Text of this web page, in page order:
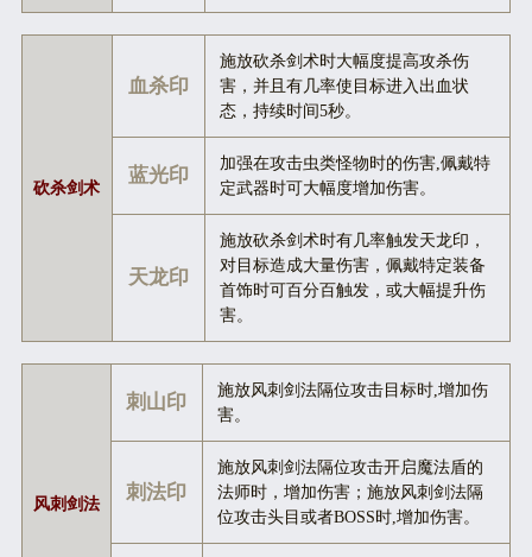
砍杀剑术
血杀印
施放砍杀剑术时大幅度提高攻杀伤
害，并且有几率使目标进入出血状
态，持续时间5秒。
蓝光印
加强在攻击虫类怪物时的伤害,佩戴特
定武器时可大幅度增加伤害。
天龙印
施放砍杀剑术时有几率触发天龙印，
对目标造成大量伤害，佩戴特定装备
首饰时可百分百触发，或大幅提升伤
害。
风刺剑法
刺山印
施放风刺剑法隔位攻击目标时,增加伤
害。
刺法印
施放风刺剑法隔位攻击开启魔法盾的
法师时，增加伤害；施放风刺剑法隔
位攻击头目或者BOSS时,增加伤害。